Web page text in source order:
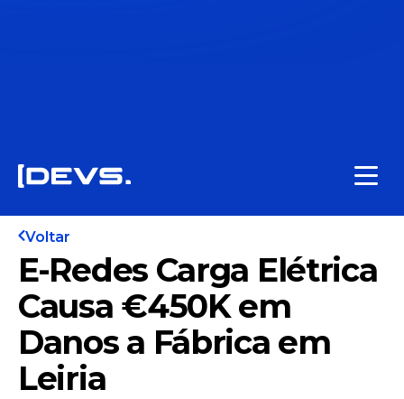
Voltar
E-Redes Carga Elétrica
Causa €450K em
Danos a Fábrica em
Leiria